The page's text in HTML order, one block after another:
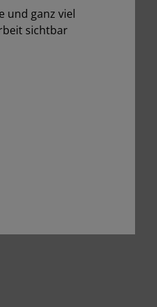
→
und ganz viel
sichtbar